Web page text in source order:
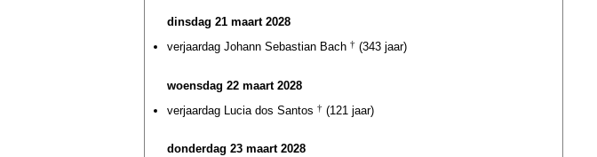
dinsdag 21 maart 2028
verjaardag Johann Sebastian Bach † (343 jaar)
woensdag 22 maart 2028
verjaardag Lucia dos Santos † (121 jaar)
donderdag 23 maart 2028